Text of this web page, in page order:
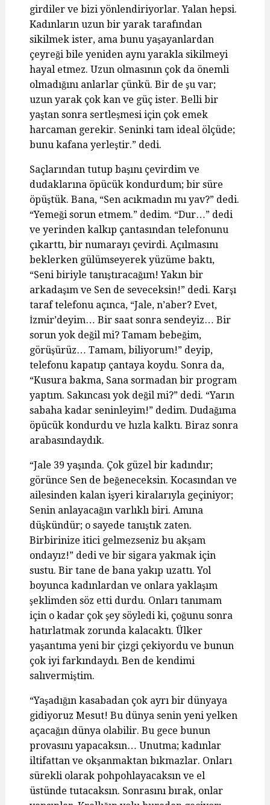
girdiler ve bizi yönlendiriyorlar. Yalan hepsi.
Kadınların uzun bir yarak tarafından
sikilmek ister, ama bunu yaşayanlardan
çeyreği bile yeniden aynı yarakla sikilmeyi
hayal etmez. Uzun olmasının çok da önemli
olmadığını anlarlar çünkü. Bir de şu var;
uzun yarak çok kan ve güç ister. Belli bir
yaştan sonra sertleşmesi için çok emek
harcaman gerekir. Seninki tam ideal ölçüde;
bunu kafana yerleştir.” dedi.
Saçlarından tutup başını çevirdim ve
dudaklarına öpücük kondurdum; bir süre
öpüştük. Bana, “Sen acıkmadın mı yav?” dedi.
“Yemeği sorun etmem.” dedim. “Dur…” dedi
ve yerinden kalkıp çantasından telefonunu
çıkarttı, bir numarayı çevirdi. Açılmasını
beklerken gülümseyerek yüzüme baktı,
“Seni biriyle tanıştıracağım! Yakın bir
arkadaşım ve Sen de seveceksin!” dedi. Karşı
taraf telefonu açınca, “Jale, n’aber? Evet,
İzmir’deyim… Bir saat sonra sendeyiz… Bir
sorun yok değil mi? Tamam bebeğim,
görüşürüz… Tamam, biliyorum!” deyip,
telefonu kapatıp çantaya koydu. Sonra da,
“Kusura bakma, Sana sormadan bir program
yaptım. Sakıncası yok değil mi?” dedi. “Yarın
sabaha kadar seninleyim!” dedim. Dudağıma
öpücük kondurdu ve hızla kalktı. Biraz sonra
arabasındaydık.
“Jale 39 yaşında. Çok güzel bir kadındır;
görünce Sen de beğeneceksin. Kocasından ve
ailesinden kalan işyeri kiralarıyla geçiniyor;
Senin anlayacağın varlıklı biri. Amına
düşkündür; o sayede tanıştık zaten.
Birbirinize itici gelmezseniz bu akşam
ondayız!” dedi ve bir sigara yakmak için
sustu. Bir tane de bana yakıp uzattı. Yol
boyunca kadınlardan ve onlara yaklaşım
şeklimden söz etti durdu. Onları tanımam
için o kadar çok şey söyledi ki, çoğunu sonra
hatırlatmak zorunda kalacaktı. Ülker
yaşantıma yeni bir çizgi çekiyordu ve bunun
çok iyi farkındaydı. Ben de kendimi
salıvermiştim.
“Yaşadığın kasabadan çok ayrı bir dünyaya
gidiyoruz Mesut! Bu dünya senin yeni yelken
açacağın dünya olabilir. Bu gece bunun
provasını yapacaksın… Unutma; kadınlar
iltifattan ve okşanmaktan bıkmazlar. Onları
sürekli olarak pohpohlayacaksın ve el
üstünde tutacaksın. Sonrasını bırak, onlar